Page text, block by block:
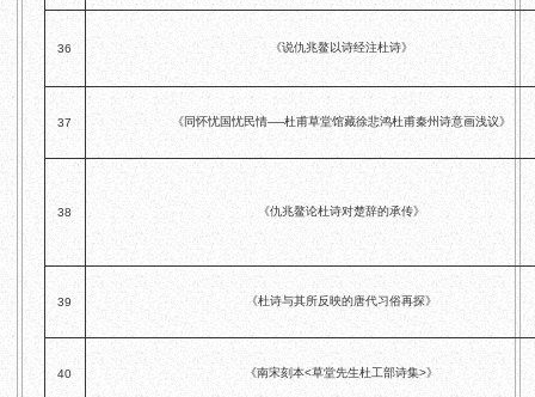
36 《说仇兆鳌以诗经注杜诗》
37 《同怀忧国忧民情──杜甫草堂馆藏徐悲鸿杜甫秦州诗意画浅议》
38 《仇兆鳌论杜诗对楚辞的承传》
39 《杜诗与其所反映的唐代习俗再探》
40 《南宋刻本<草堂先生杜工部诗集>》